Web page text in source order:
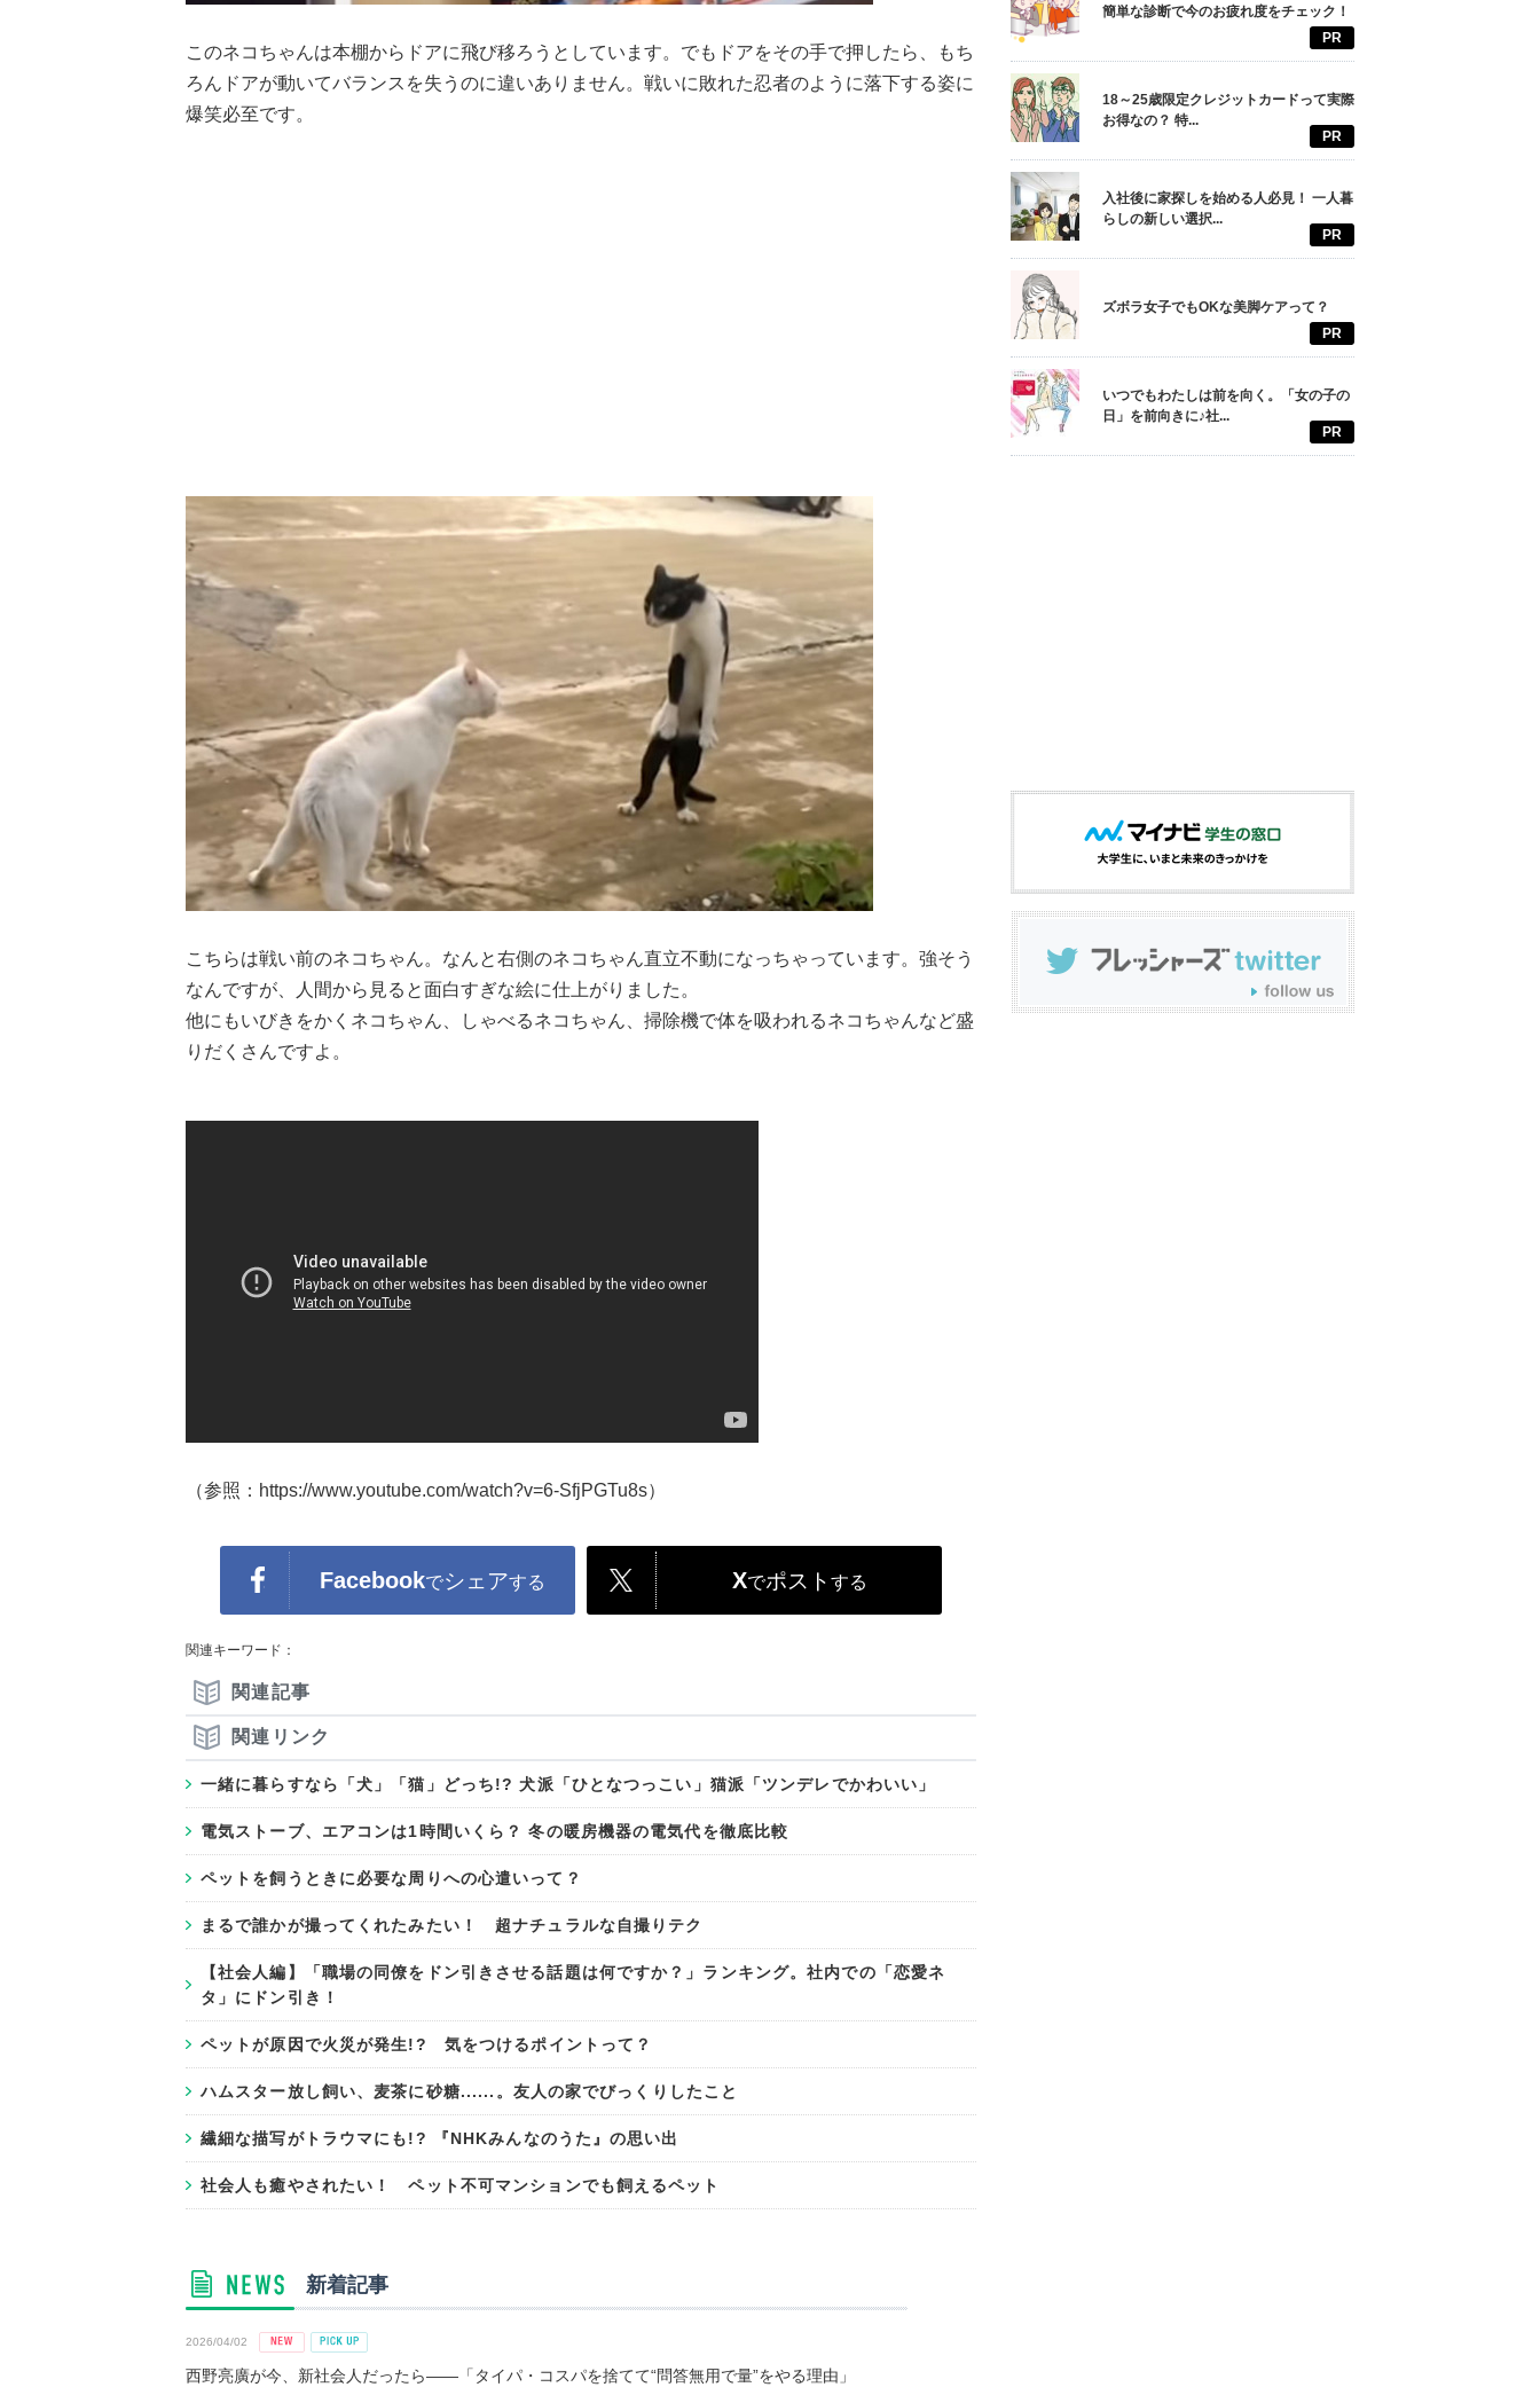
このネコちゃんは本棚からドアに飛び移ろうとしています。でもドアをその手で押したら、もち
ろんドアが動いてバランスを失うのに違いありません。戦いに敗れた忍者のように落下する姿に
爆笑必至です。
こちらは戦い前のネコちゃん。なんと右側のネコちゃん直立不動になっちゃっています。強そう
なんですが、人間から見ると面白すぎな絵に仕上がりました。
他にもいびきをかくネコちゃん、しゃべるネコちゃん、掃除機で体を吸われるネコちゃんなど盛
りだくさんですよ。
（参照：https://www.youtube.com/watch?v=6-SfjPGTu8s）
Facebookでシェアする Xでポスト する
関連キーワード：
関連記事
関連リンク
一緒に暮らすなら「犬」「猫」どっち!? 犬派「ひとなつっこい」猫派「ツンデレでかわいい」
電気ストーブ、エアコンは1時間いくら？ 冬の暖房機器の電気代を徹底比較
ペットを飼うときに必要な周りへの心遣いって？
まるで誰かが撮ってくれたみたい！ 超ナチュラルな自撮りテク
【社会人編】「職場の同僚をドン引きさせる話題は何ですか？」ランキング。社内での「恋愛ネ
タ」にドン引き！
ペットが原因で火災が発生!? 気をつけるポイントって？
ハムスター放し飼い、麦茶に砂糖......。友人の家でびっくりしたこと
繊細な描写がトラウマにも!? 『NHKみんなのうた』の思い出
社会人も癒やされたい！ ペット不可マンションでも飼えるペット
新着記事
2026/04/02
西野亮廣が今、新社会人だったら――「タイパ・コスパを捨てて“問答無用で量”をやる理由」
簡単な診断で今のお疲れ度をチェック！
PR
18～25歳限定クレジットカードって実際
お得なの？ 特...
PR
入社後に家探しを始める人必見！ 一人暮
らしの新しい選択...
PR
ズボラ女子でもOKな美脚ケアって？
PR
いつでもわたしは前を向く。「女の子の
日」を前向きに♪社...
PR